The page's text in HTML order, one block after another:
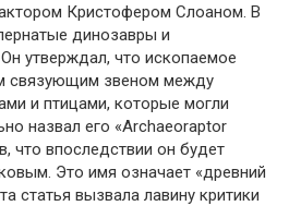
Кристофером Слоаном. В
динозавры и
утверждал, что ископаемое
связующим звеном между
и птицами, которые могли
назвал его «Archaeoraptor
что впоследствии он будет
Это имя означает «древний
статья вызвала лавину критики